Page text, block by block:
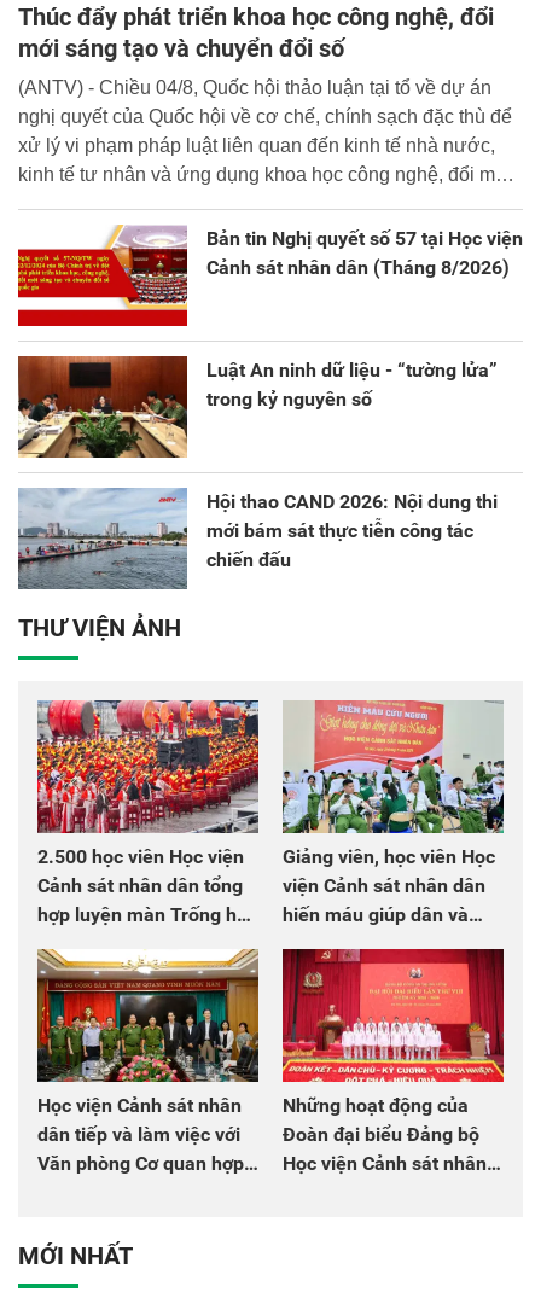
Thúc đẩy phát triển khoa học công nghệ, đổi
mới sáng tạo và chuyển đổi số
(ANTV) - Chiều 04/8, Quốc hội thảo luận tại tổ về dự án
nghị quyết của Quốc hội về cơ chế, chính sạch đặc thù để
xử lý vi phạm pháp luật liên quan đến kinh tế nhà nước,
kinh tế tư nhân và ứng dụng khoa học công nghệ, đổi mới
Bản tin Nghị quyết số 57 tại Học viện
Cảnh sát nhân dân (Tháng 8/2026)
Luật An ninh dữ liệu - “tường lửa”
trong kỷ nguyên số
Hội thao CAND 2026: Nội dung thi
mới bám sát thực tiễn công tác
chiến đấu
THƯ VIỆN ẢNH
2.500 học viên Học viện
Cảnh sát nhân dân tổng
hợp luyện màn Trống hội
Giảng viên, học viên Học
viện Cảnh sát nhân dân
hiến máu giúp dân và
Học viện Cảnh sát nhân
dân tiếp và làm việc với
Văn phòng Cơ quan hợp
Những hoạt động của
Đoàn đại biểu Đảng bộ
Học viện Cảnh sát nhân
MỚI NHẤT